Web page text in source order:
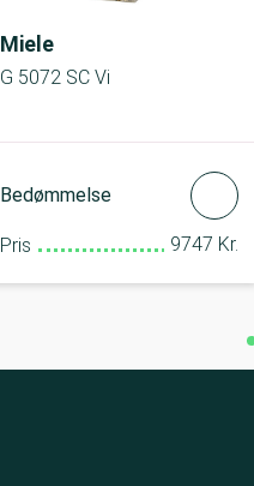
Miele
G 5072 SC Vi
Bedømmelse
Pris 9747 Kr.